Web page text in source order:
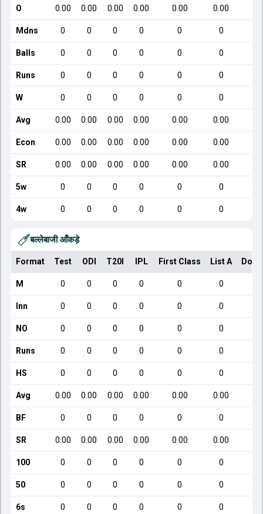
O 0.00 0.00 0.00 0.00 0.00 0.00
Mdns 0 0 0 0 0 0
Balls 0 0 0 0 0 0
Runs 0 0 0 0 0 0
W 0 0 0 0 0 0
Avg 0.00 0.00 0.00 0.00 0.00 0.00
Econ 0.00 0.00 0.00 0.00 0.00 0.00
SR 0.00 0.00 0.00 0.00 0.00 0.00
5w 0 0 0 0 0 0
4w 0 0 0 0 0 0
बल्लेबाजी आँकड़े
Format Test ODI T20I IPL First Class List A
M 0 0 0 0 0 0
Inn 0 0 0 0 0 0
NO 0 0 0 0 0 0
Runs 0 0 0 0 0 0
HS 0 0 0 0 0 0
Avg 0.00 0.00 0.00 0.00 0.00 0.00
BF 0 0 0 0 0 0
SR 0.00 0.00 0.00 0.00 0.00 0.00
100 0 0 0 0 0 0
50 0 0 0 0 0 0
6s 0 0 0 0 0 0